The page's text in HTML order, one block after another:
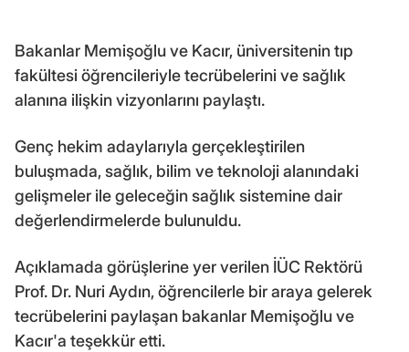
Bakanlar Memişoğlu ve Kacır, üniversitenin tıp
fakültesi öğrencileriyle tecrübelerini ve sağlık
alanına ilişkin vizyonlarını paylaştı.
Genç hekim adaylarıyla gerçekleştirilen
buluşmada, sağlık, bilim ve teknoloji alanındaki
gelişmeler ile geleceğin sağlık sistemine dair
değerlendirmelerde bulunuldu.
Açıklamada görüşlerine yer verilen İÜC Rektörü
Prof. Dr. Nuri Aydın, öğrencilerle bir araya gelerek
tecrübelerini paylaşan bakanlar Memişoğlu ve
Kacır'a teşekkür etti.